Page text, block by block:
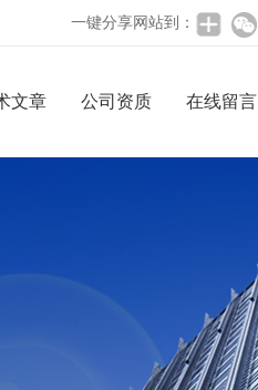
一键分享网站到：
文章 公司资质 在线留言